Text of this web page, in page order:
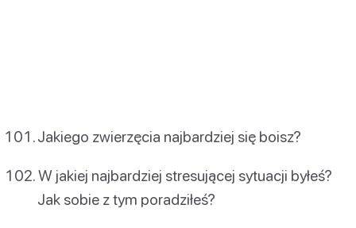
Jakiego zwierzęcia najbardziej się boisz?
W jakiej najbardziej stresującej sytuacji byłeś?
Jak sobie z tym poradziłeś?